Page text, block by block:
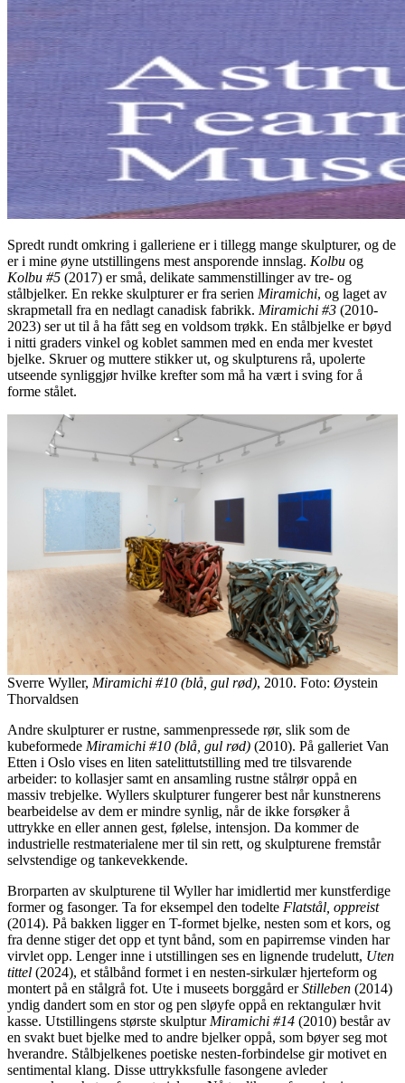
Spredt rundt omkring i galleriene er i tillegg mange skulpturer, og de
er i mine øyne utstillingens mest ansporende innslag. Kolbu og
Kolbu #5 (2017) er små, delikate sammenstillinger av tre- og
stålbjelker. En rekke skulpturer er fra serien Miramichi, og laget av
skrapmetall fra en nedlagt canadisk fabrikk. Miramichi #3 (2010-
2023) ser ut til å ha fått seg en voldsom trøkk. En stålbjelke er bøyd
i nitti graders vinkel og koblet sammen med en enda mer kvestet
bjelke. Skruer og muttere stikker ut, og skulpturens rå, upolerte
utseende synliggjør hvilke krefter som må ha vært i sving for å
forme stålet.
Sverre Wyller, Miramichi #10 (blå, gul rød), 2010. Foto: Øystein
Thorvaldsen
Andre skulpturer er rustne, sammenpressede rør, slik som de
kubeformede Miramichi #10 (blå, gul rød) (2010). På galleriet Van
Etten i Oslo vises en liten satelittutstilling med tre tilsvarende
arbeider: to kollasjer samt en ansamling rustne stålrør oppå en
massiv trebjelke. Wyllers skulpturer fungerer best når kunstnerens
bearbeidelse av dem er mindre synlig, når de ikke forsøker å
uttrykke en eller annen gest, følelse, intensjon. Da kommer de
industrielle restmaterialene mer til sin rett, og skulpturene fremstår
selvstendige og tankevekkende.
Brorparten av skulpturene til Wyller har imidlertid mer kunstferdige
former og fasonger. Ta for eksempel den todelte Flatstål, oppreist
(2014). På bakken ligger en T-formet bjelke, nesten som et kors, og
fra denne stiger det opp et tynt bånd, som en papirremse vinden har
virvlet opp. Lenger inne i utstillingen ses en lignende trudelutt, Uten
tittel (2024), et stålbånd formet i en nesten-sirkulær hjerteform og
montert på en stålgrå fot. Ute i museets borggård erStilleben (2014)
yndig dandert som en stor og pen sløyfe oppå en rektangulær hvit
kasse. Utstillingens største skulptur Miramichi #14 (2010) består av
en svakt buet bjelke med to andre bjelker oppå, som bøyer seg mot
hverandre. Stålbjelkenes poetiske nesten-forbindelse gir motivet en
sentimental klang. Disse uttrykksfulle fasongene avleder